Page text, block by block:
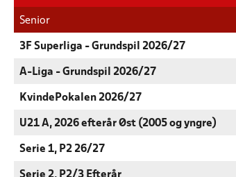
Senior
3F Superliga - Grundspil 2026/27
A-Liga - Grundspil 2026/27
KvindePokalen 2026/27
U21 A, 2026 efterår Øst (2005 og yngre)
Serie 1, P2 26/27
Serie 2, P2/3 Efterår